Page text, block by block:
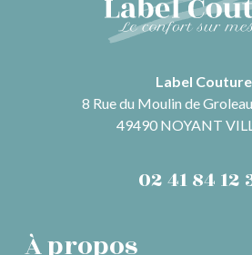
Label Couture
8 Rue du Moulin de
49490 NOYANT
02 41 84 12
À propos